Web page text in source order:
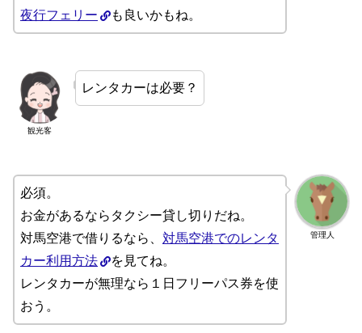
夜行フェリー
も良いかもね。
観光客
レンタカーは必要？
管理人
必須。
お金があるならタクシー貸し切りだね。
対馬空港で借りるなら、 対馬空港でのレンタ
カー利用方法
を見てね。
レンタカーが無理なら１日フリーパス券を使
おう。